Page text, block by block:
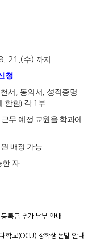
21.(수) 까지
청
서 동의서
성적증명
한함) 각 1 부
무 예정 교원을 학과에
배정 가능
한 자
록금 추가 납부 안내
학교(OCU) 장학생 선발 안내